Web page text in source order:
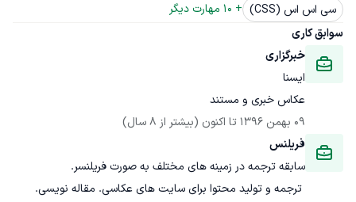
سی اس اس (CSS)
+
10 مهارت دیگر
سوابق کاری
خبرگزاری
ایسنا
عکاس خبری و مستند
09 بهمن 1396
تا اکنون (بیشتر از 8 سال)
فریلنس